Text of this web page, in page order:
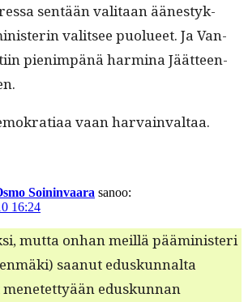
sen­tään val­i­taan äänestyk­
val­it­see puolueet. Ja Van­
pien­im­pänä harmi­na Jäät­teen­
vaan harvainvaltaa.
Soininvaara sanoo:
16:24
mut­ta onhan meil­lä päämin­is­teri
saanut eduskunnal­ta
eduskun­nan